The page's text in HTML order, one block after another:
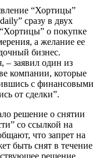
“Хортицы”
сразу в двух
о покупке
а желание ее
бизнес.
– заявил один из
компании, которые
с финансовыми
от сделки”.
решение о снятии
со ссылкой на
что запрет на
быть снят в течение